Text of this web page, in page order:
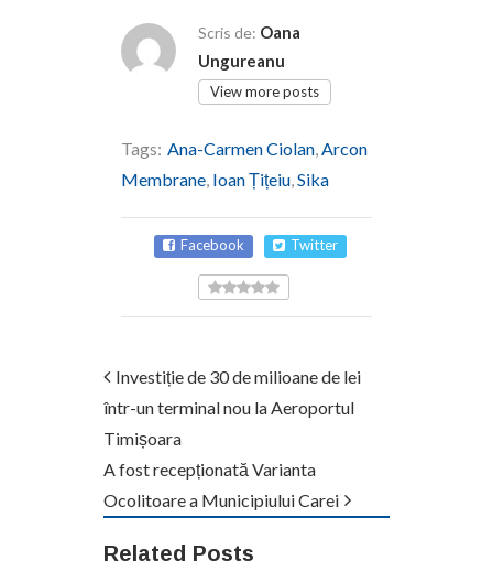
Scris de: Oana
Ungureanu
View more posts
Tags: Ana-Carmen Ciolan,Arcon
Membrane, Ioan Țițeiu,Sika
Facebook Twitter
Investiție de 30 de milioane de lei
într-un terminal nou la Aeroportul
Timișoara
A fost recepționată Varianta
Ocolitoare a Municipiului Carei
Related Posts